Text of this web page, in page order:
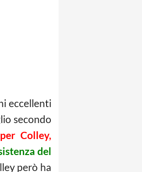
eccellenti
secondo
Colley,
del
però ha